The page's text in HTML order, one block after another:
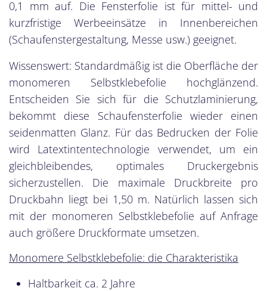
0,1 mm auf. Die Fensterfolie ist für mittel- und
kurzfristige Werbeeinsätze in Innenbereichen
(Schaufenstergestaltung, Messe usw.) geeignet.
Wissenswert: Standardmäßig ist die Oberfläche der
monomeren Selbstklebefolie hochglänzend.
Entscheiden Sie sich für die Schutzlaminierung,
bekommt diese Schaufensterfolie wieder einen
seidenmatten Glanz. Für das Bedrucken der Folie
wird Latextintentechnologie verwendet, um ein
gleichbleibendes, optimales Druckergebnis
sicherzustellen. Die maximale Druckbreite pro
Druckbahn liegt bei 1,50 m. Natürlich lassen sich
mit der monomeren Selbstklebefolie auf Anfrage
auch größere Druckformate umsetzen.
Monomere Selbstklebefolie: die Charakteristika
Haltbarkeit ca. 2 Jahre